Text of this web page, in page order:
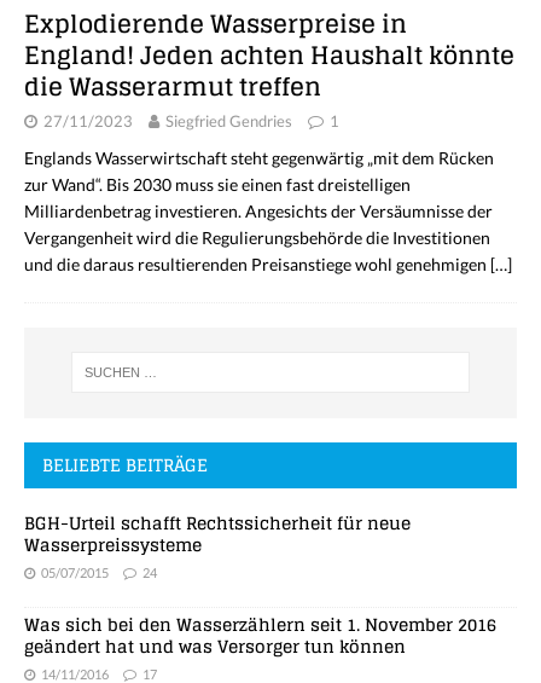
Explodierende Wasserpreise in
England! Jeden achten Haushalt könnte
die Wasserarmut treffen
27/11/2023 Siegfried Gendries 1
Englands Wasserwirtschaft steht gegenwärtig „mit dem Rücken
zur Wand“. Bis 2030 muss sie einen fast dreistelligen
Milliardenbetrag investieren. Angesichts der Versäumnisse der
Vergangenheit wird die Regulierungsbehörde die Investitionen
und die daraus resultierenden Preisanstiege wohl genehmigen […]
BELIEBTE BEITRÄGE
BGH-Urteil schafft Rechtssicherheit für neue
Wasserpreissysteme
05/07/2015 24
Was sich bei den Wasserzählern seit 1. November 2016
geändert hat und was Versorger tun können
14/11/2016 17